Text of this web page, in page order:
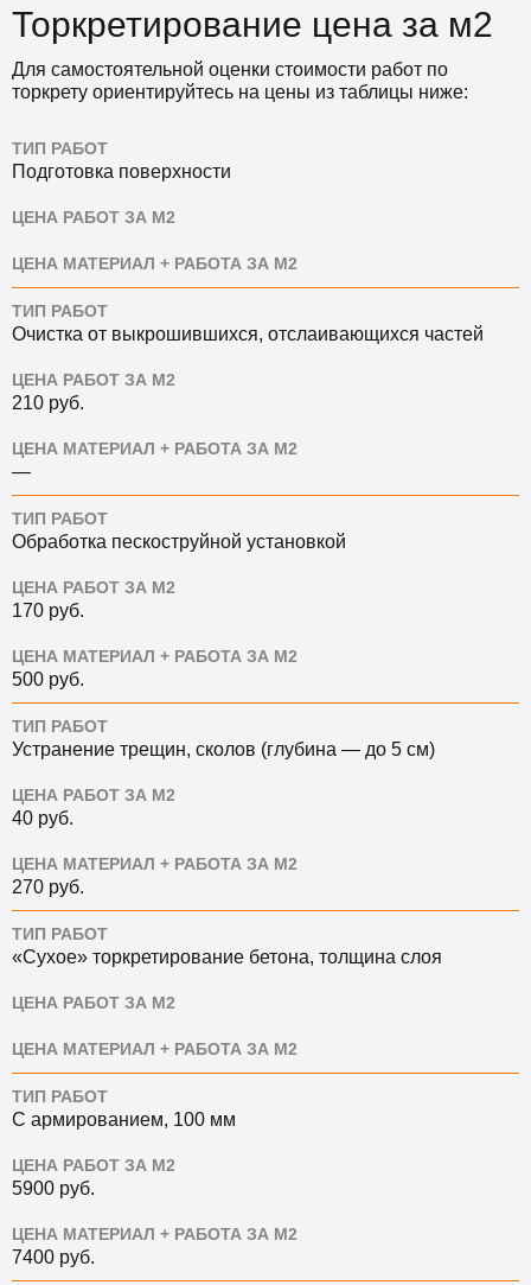
Торкретирование цена за м2
Для самостоятельной оценки стоимости работ по
торкрету ориентируйтесь на цены из таблицы ниже:
ТИП РАБОТ
Подготовка поверхности
ЦЕНА РАБОТ ЗА М2
ЦЕНА МАТЕРИАЛ + РАБОТА ЗА М2
ТИП РАБОТ
Очистка от выкрошившихся, отслаивающихся частей
ЦЕНА РАБОТ ЗА М2
210 руб.
ЦЕНА МАТЕРИАЛ + РАБОТА ЗА М2
—
ТИП РАБОТ
Обработка пескоструйной установкой
ЦЕНА РАБОТ ЗА М2
170 руб.
ЦЕНА МАТЕРИАЛ + РАБОТА ЗА М2
500 руб.
ТИП РАБОТ
Устранение трещин, сколов (глубина — до 5 см)
ЦЕНА РАБОТ ЗА М2
40 руб.
ЦЕНА МАТЕРИАЛ + РАБОТА ЗА М2
270 руб.
ТИП РАБОТ
«Сухое» торкретирование бетона, толщина слоя
ЦЕНА РАБОТ ЗА М2
ЦЕНА МАТЕРИАЛ + РАБОТА ЗА М2
ТИП РАБОТ
С армированием, 100 мм
ЦЕНА РАБОТ ЗА М2
5900 руб.
ЦЕНА МАТЕРИАЛ + РАБОТА ЗА М2
7400 руб.